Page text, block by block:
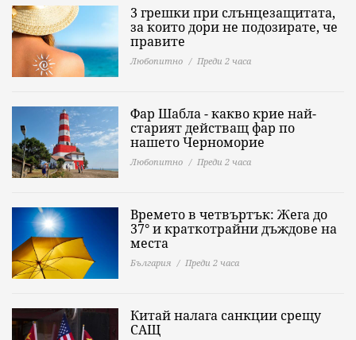
3 грешки при слънцезащитата,
за които дори не подозирате, че
правите
Любопитно Преди 2 часа
Фар Шабла - какво крие най-
старият действащ фар по
нашето Черноморие
Любопитно Преди 2 часа
Времето в четвъртък: Жега до
37° и краткотрайни дъждове на
места
България Преди 2 часа
Китай налага санкции срещу
САЩ